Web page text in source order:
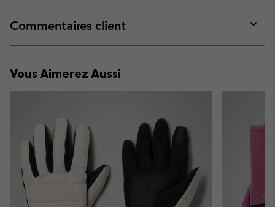
or
Commentaires client
or
Vous Aimerez Aussi